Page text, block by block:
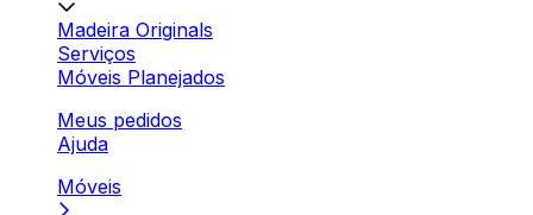
Madeira Originals
Serviços
Móveis Planejados
Meus pedidos
Ajuda
Móveis